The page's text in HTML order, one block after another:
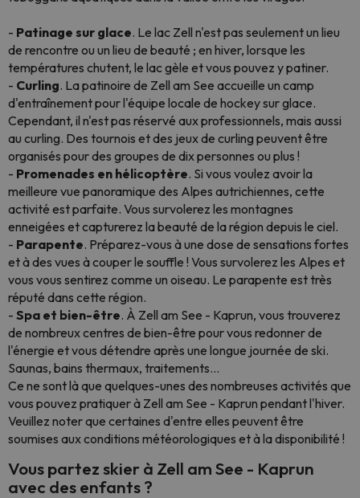
- Patinage sur glace. Le lac Zell n'est pas seulement un lieu
de rencontre ou un lieu de beauté ; en hiver, lorsque les
températures chutent, le lac gèle et vous pouvez y patiner.
- Curling. La patinoire de Zell am See accueille un camp
d'entraînement pour l'équipe locale de hockey sur glace.
Cependant, il n'est pas réservé aux professionnels, mais aussi
au curling. Des tournois et des jeux de curling peuvent être
organisés pour des groupes de dix personnes ou plus !
- Promenades en hélicoptère. Si vous voulez avoir la
meilleure vue panoramique des Alpes autrichiennes, cette
activité est parfaite. Vous survolerez les montagnes
enneigées et capturerez la beauté de la région depuis le ciel.
- Parapente. Préparez-vous à une dose de sensations fortes
et à des vues à couper le souffle ! Vous survolerez les Alpes et
vous vous sentirez comme un oiseau. Le parapente est très
réputé dans cette région.
- Spa et bien-être. À Zell am See - Kaprun, vous trouverez
de nombreux centres de bien-être pour vous redonner de
l'énergie et vous détendre après une longue journée de ski.
Saunas, bains thermaux, traitements...
Ce ne sont là que quelques-unes des nombreuses activités que
vous pouvez pratiquer à Zell am See - Kaprun pendant l'hiver.
Veuillez noter que certaines d'entre elles peuvent être
soumises aux conditions météorologiques et à la disponibilité !
Vous partez skier à Zell am See - Kaprun
avec des enfants ?